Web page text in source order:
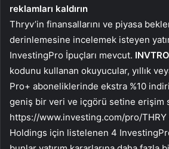
reklamları kaldırın
Thryv’in finansallarını ve piyasa
derinlemesine incelemek isteyen
InvestingPro İpuçları mevcut.
kodunu kullanan okuyucular, yıllık
Pro+ aboneliklerinde ekstra %10
geniş bir veri ve içgörü setine erişim
https://www.investing.com/pro/
Holdings için listelenen 4